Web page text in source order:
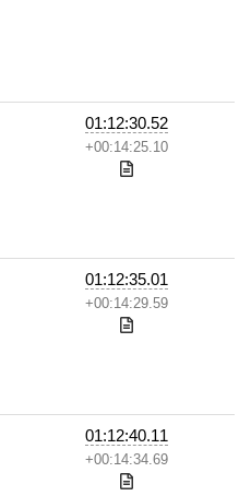
01:12:30.52
+00:14:25.10
01:12:35.01
+00:14:29.59
01:12:40.11
+00:14:34.69